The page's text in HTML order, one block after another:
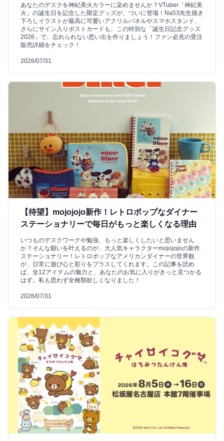
あなたのデスクを神紀美火カラーに染めませんか？VTuber「神紀美
火」の誕生日を記念した限定グッズが、ついに登場！Na53先生描き
下ろしイラストが最高に可愛いアクリルパネルやスマホスタンド、
さらにサイン入りポストカードも。この特別な「誕生日記念グッズ
2026」で、忘れられない思い出を作りましょう！ファン必見の受注
販売詳細をチェック！
2026/07/31
【待望】mojojojo新作！レトロポップなダイナー
ステーショナリーで毎日がもっと楽しくなる理由
いつものデスクワークや勉強、もっと楽しくしたいと思いません
か？そんな願いを叶えるのが、大人気キャラクターmojojojoの新作
ステーショナリー！レトロポップなアメリカンダイナーの世界観
が、日常に遊び心と彩りをプラスしてくれます。この記事を読め
ば、全12アイテムの魅力と、あなたのお気に入りがきっと見つかる
はず。私も思わず全種類欲しくなりました！
2026/07/31